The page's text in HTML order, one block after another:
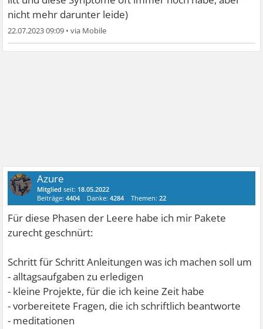
nicht mehr darunter leide)
22.07.2023 09:09 •
Azure
Mitglied seit: 18.05.2022
Beiträge:4404 Danke:4284 Themen:22
Für diese Phasen der Leere habe ich mir Pakete
zurecht geschnürt:
Schritt für Schritt Anleitungen was ich machen soll um
- alltagsaufgaben zu erledigen
- kleine Projekte, für die ich keine Zeit habe
- vorbereitete Fragen, die ich schriftlich beantworte
- meditationen